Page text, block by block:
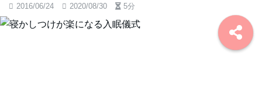
2016/06/24 2020/08/30 5分